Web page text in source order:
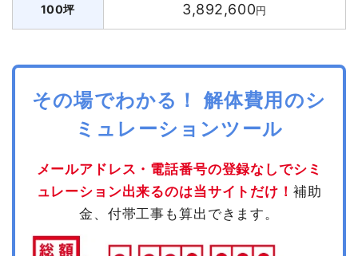
100坪 3,892,600円
その場でわかる！ 解体費用のシ
ミュレーションツール
メールアドレス・電話番号の登録なしでシミ
ュレーション出来るのは当サイトだけ！ 補助
金、付帯工事も算出できます。